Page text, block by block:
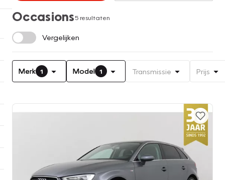
Occasions5 resultaten
Vergelijken
Merk 1 Model 1 Transmissie Prijs